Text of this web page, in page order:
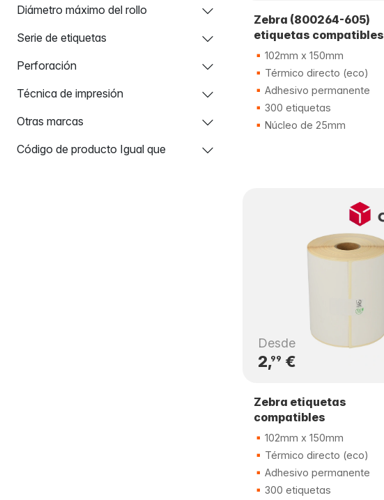
Diámetro máximo del rollo
Serie de etiquetas
Perforación
Técnica de impresión
Otras marcas
Código de producto Igual que
Zebra (800264-605)
etiquetas compatibles
102mm x 150mm
Térmico directo (eco)
Adhesivo permanente
300 etiquetas
Núcleo de 25mm
Desde
2,99 €
Zebra etiquetas
compatibles
102mm x 150mm
Térmico directo (eco)
Adhesivo permanente
300 etiquetas